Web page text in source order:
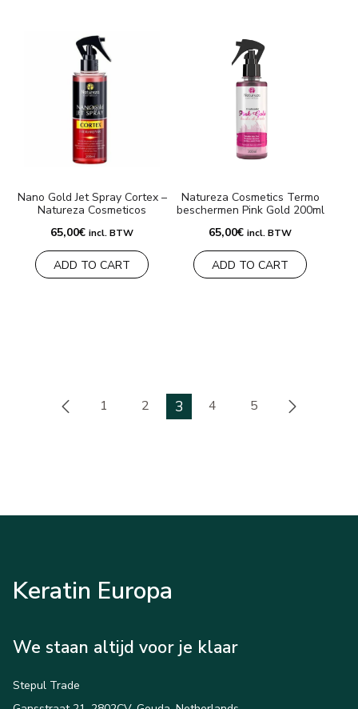
Nano Gold Jet Spray Cortex –
Natureza Cosmeticos
65,00€ incl. BTW
ADD TO CART
Natureza Cosmetics Termo
beschermen Pink Gold 200ml
65,00€ incl. BTW
ADD TO CART
1 2 3 4 5
Keratin Europa
We staan altijd voor je klaar
Stepul Trade